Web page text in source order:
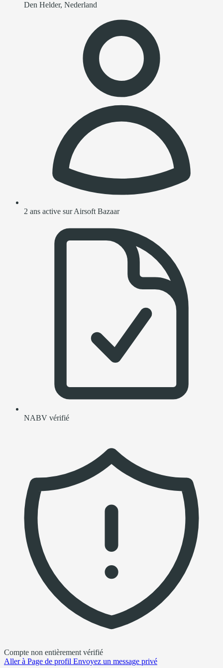
Den Helder, Nederland
2 ans active sur Airsoft Bazaar
NABV vérifié
Compte non entièrement vérifié
Aller à Page de profil Envoyez un message privé